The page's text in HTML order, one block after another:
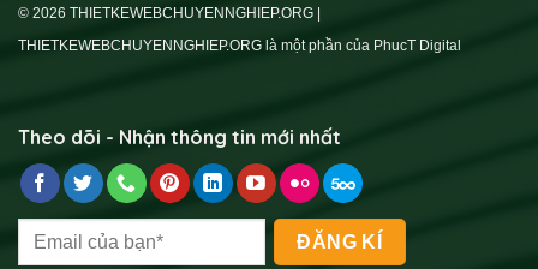
© 2026 THIETKEWEBCHUYENNGHIEP.ORG |
THIETKEWEBCHUYENNGHIEP.ORG là một phần của PhucT Digital
Theo dõi - Nhận thông tin mới nhất